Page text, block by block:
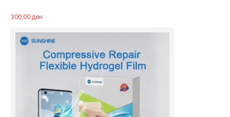
300,00ден